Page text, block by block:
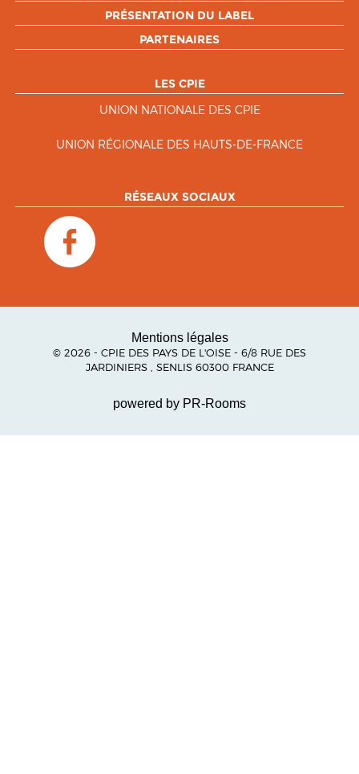
PRÉSENTATION DU LABEL
PARTENAIRES
LES CPIE
UNION NATIONALE DES CPIE
UNION RÉGIONALE DES HAUTS-DE-FRANCE
RÉSEAUX SOCIAUX
Mentions légales
© 2026 - CPIE DES PAYS DE L'OISE - 6/8 RUE DES
JARDINIERS , SENLIS 60300 FRANCE
powered by PR-Rooms